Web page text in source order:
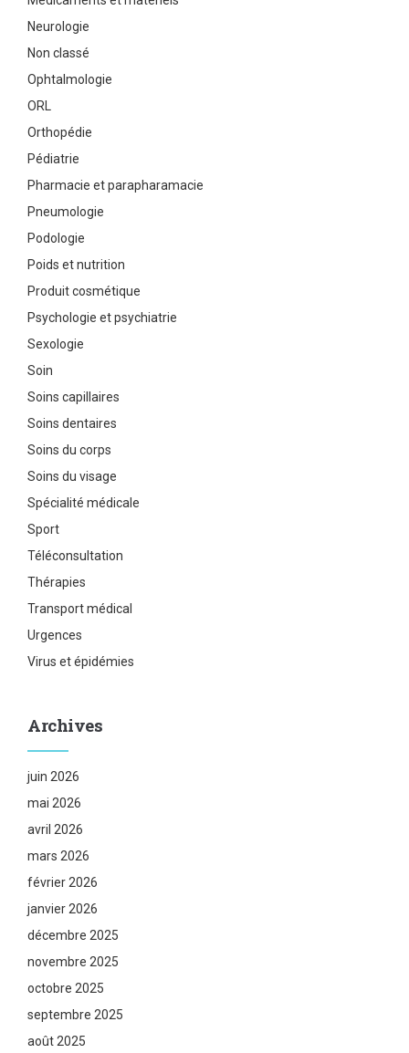
Neurologie
Non classé
Ophtalmologie
ORL
Orthopédie
Pédiatrie
Pharmacie et parapharamacie
Pneumologie
Podologie
Poids et nutrition
Produit cosmétique
Psychologie et psychiatrie
Sexologie
Soin
Soins capillaires
Soins dentaires
Soins du corps
Soins du visage
Spécialité médicale
Sport
Téléconsultation
Thérapies
Transport médical
Urgences
Virus et épidémies
Archives
juin 2026
mai 2026
avril 2026
mars 2026
février 2026
janvier 2026
décembre 2025
novembre 2025
octobre 2025
septembre 2025
août 2025